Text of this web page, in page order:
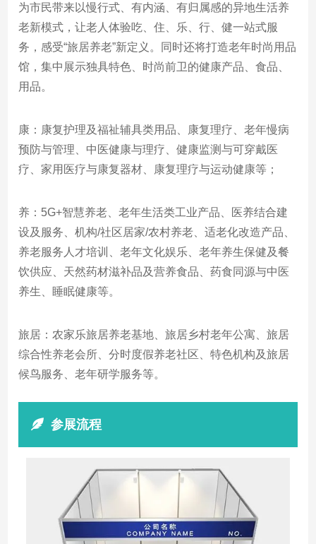
为市民带来以慢行式、有内涵、有归属感的异地生活养
老新模式，让老人体验吃、住、乐、行、健一站式服
务，感受“旅居养老”新定义。同时还将打造老年时尚用品
馆，集中展示独具特色、时尚前卫的健康产品、食品、
用品。
康：康复护理及福祉辅具类用品、康复理疗、老年慢病
预防与管理、中医健康与理疗、健康监测与可穿戴医
疗、家用医疗与康复器材、康复理疗与运动健康等；
养：5G+智慧养老、老年生活类工业产品、医养结合建
设及服务、机构/社区居家/农村养老、适老化改造产品、
养老服务人才培训、老年文化娱乐、老年养生保健及餐
饮供应、天然药材滋补品及营养食品、药食同源与中医
养生、睡眠健康等。
旅居：农家乐旅居养老基地、旅居乡村老年公寓、旅居
综合性养老会所、分时度假养老社区、特色机构及旅居
候鸟服务、老年研学服务等。
参展流程